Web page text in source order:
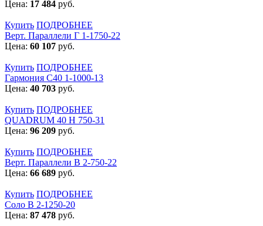
Цена: 17 484 руб.
Купить ПОДРОБНЕЕ
Верт. Параллели Г 1-1750-22
Цена: 60 107 руб.
Купить ПОДРОБНЕЕ
Гармония С40 1-1000-13
Цена: 40 703 руб.
Купить ПОДРОБНЕЕ
QUADRUM 40 H 750-31
Цена: 96 209 руб.
Купить ПОДРОБНЕЕ
Верт. Параллели В 2-750-22
Цена: 66 689 руб.
Купить ПОДРОБНЕЕ
Соло В 2-1250-20
Цена: 87 478 руб.